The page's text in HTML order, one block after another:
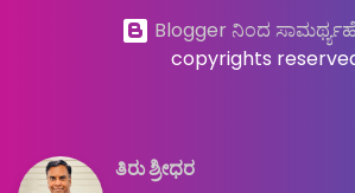
Blogger ನಿಂದ
copyrights
ತಿರು ಶ್ರೀಧರ